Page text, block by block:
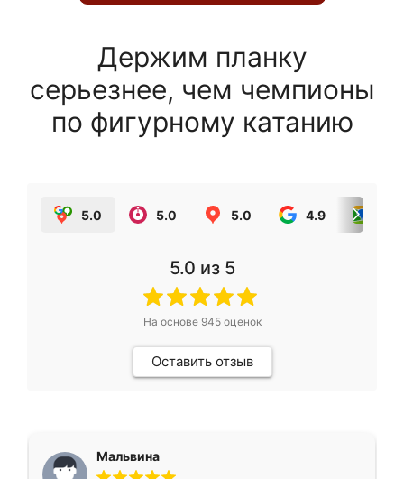
Держим планку
серьезнее, чем чемпионы
по фигурному катанию
5.0 5.0 5.0 4.9
5.0 из 5
На основе 945оценок
Оставить отзыв
Мальвина